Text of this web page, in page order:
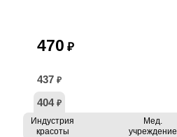
470 ₽
437 ₽
404 ₽
Индустрия
красоты
Мед.
учреждение